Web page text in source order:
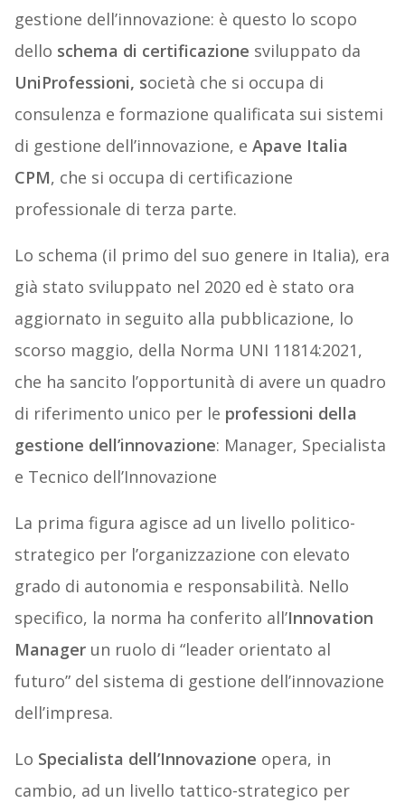
gestione dell’innovazione: è questo lo scopo
dello schema di certificazione sviluppato da
UniProfessioni, società che si occupa di
consulenza e formazione qualificata sui sistemi
di gestione dell’innovazione, e Apave Italia
CPM, che si occupa di certificazione
professionale di terza parte.
Lo schema (il primo del suo genere in Italia), era
già stato sviluppato nel 2020 ed è stato ora
aggiornato in seguito alla pubblicazione, lo
scorso maggio, della Norma UNI 11814:2021,
che ha sancito l’opportunità di avere un quadro
di riferimento unico per le professioni della
gestione dell’innovazione: Manager, Specialista
e Tecnico dell’Innovazione
La prima figura agisce ad un livello politico-
strategico per l’organizzazione con elevato
grado di autonomia e responsabilità. Nello
specifico, la norma ha conferito all’Innovation
Managerun ruolo di “leader orientato al
futuro” del sistema di gestione dell’innovazione
dell’impresa.
Lo Specialista dell’Innovazione opera, in
cambio, ad un livello tattico-strategico per